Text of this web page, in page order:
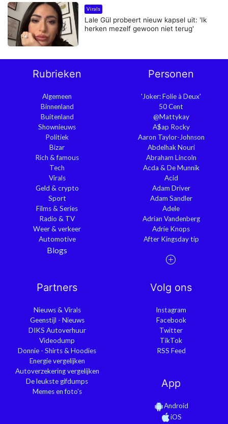
Virals
Lale Gül probeert nieuw kapsel uit: 'Ik
herken mezelf gewoon niet terug'
Rubrieken
Algemeen
Binnenland
Buitenland
Shownieuws
Politiek
Bizar
Rich & famous
Tech
Virals
Geld & crypto
Sport
Films & Series
Radio & TV
Weer & verkeer
Automotive
Blogs
Personen
'Joker: Folie à Deux'
50 Cent
@Mattykay
A$ap Rocky
Aaron Taylor-Johnson
Abdelhak Nouri
Abraham Lincoln
Acda & De Munnik
Acid
Adam Driver
Adam Sandler
Adele
Adrian Vandenberg
Adrie Knops
After Kingsday tip
Partners
Nieuws & Virals
Geenstijl - Nieuws
DIKS Autoverhuur
Videodump
Donnie - Shirts & Hoodies
Energie vergelijken
Autoverzekering vergelijken
De leukste gifdumps
Memes en foto's
Volg ons
Instagram
Facebook
Twitter
TikTok
RSS Feed
App
Android
iOS